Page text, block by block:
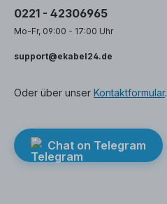
0221 - 42306965
Mo-Fr, 09:00 - 17:00 Uhr
support@ekabel24.de
Oder über unser Kontaktformular.
Chat on Telegram